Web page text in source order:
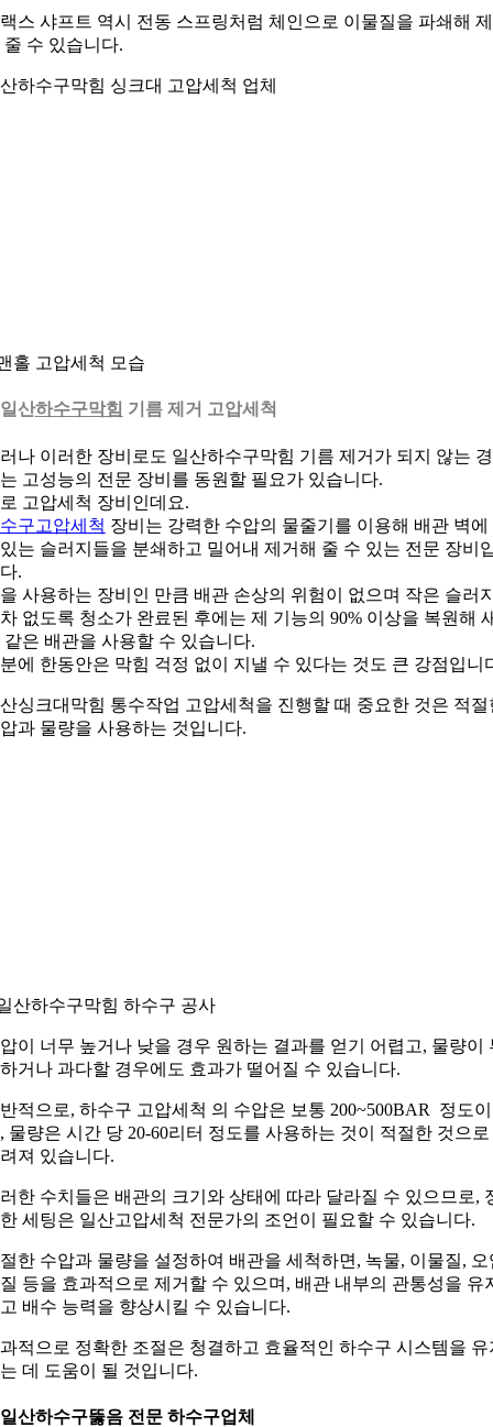
스 샤프트 역시 전동 스프링처럼 체인으로 이물질을 파쇄해
줄 수 있습니다.
하수구막힘 싱크대 고압세척 업체
홀 고압세척 모습
산하수구막힘 기름 제거 고압세척
나 이러한 장비로도 일산하수구막힘 기름 제거가 되지 않는
고성능의 전문 장비를 동원할 필요가 있습니다.
고압세척 장비인데요.
구고압세척 장비는 강력한 수압의 물줄기를 이용해 배관 벽에
는 슬러지들을 분쇄하고 밀어내 제거해 줄 수 있는 전문 장비
.
사용하는 장비인 만큼 배관 손상의 위험이 없으며 작은 슬러
없도록 청소가 완료된 후에는 제 기능의 90% 이상을 복원해
같은 배관을 사용할 수 있습니다.
에 한동안은 막힘 걱정 없이 지낼 수 있다는 것도 큰 강점입니
싱크대막힘 통수작업 고압세척을 진행할 때 중요한 것은 적절
과 물량을 사용하는 것입니다.
산하수구막힘 하수구 공사
이 너무 높거나 낮을 경우 원하는 결과를 얻기 어렵고, 물량이
거나 과다할 경우에도 효과가 떨어질 수 있습니다.
적으로, 하수구 고압세척 의 수압은 보통 200~500BAR 정도이
물량은 시간 당 20-60리터 정도를 사용하는 것이 적절한 것으로
져 있습니다.
한 수치들은 배관의 크기와 상태에 따라 달라질 수 있으므로,
세팅은 일산고압세척 전문가의 조언이 필요할 수 있습니다.
한 수압과 물량을 설정하여 배관을 세척하면, 녹물, 이물질, 오
등을 효과적으로 제거할 수 있으며, 배관 내부의 관통성을 유
배수 능력을 향상시킬 수 있습니다.
적으로 정확한 조절은 청결하고 효율적인 하수구 시스템을 유
데 도움이 될 것입니다.
산하수구뚫음 전문 하수구업체